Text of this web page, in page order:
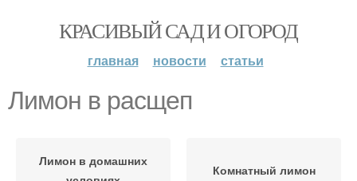
КРАСИВЫЙ САД И ОГОРОД
главная новости статьи
Лимон в расщеп
Лимон в домашних
Комнатный лимон